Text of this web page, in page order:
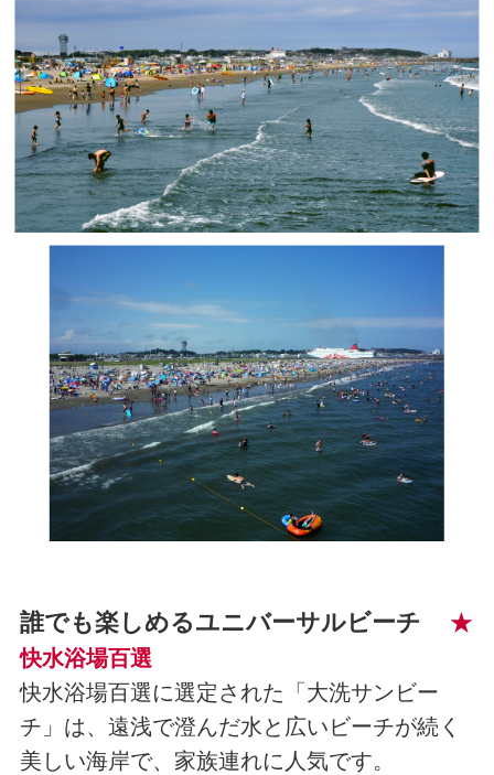
誰でも楽しめるユニバーサルビーチ
★
快水浴場百選
快水浴場百選に選定された「大洗サンビー
チ」は、遠浅で澄んだ水と広いビーチが続く
美しい海岸で、家族連れに人気です。